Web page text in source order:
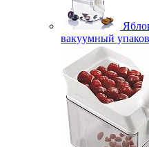
вакуумный